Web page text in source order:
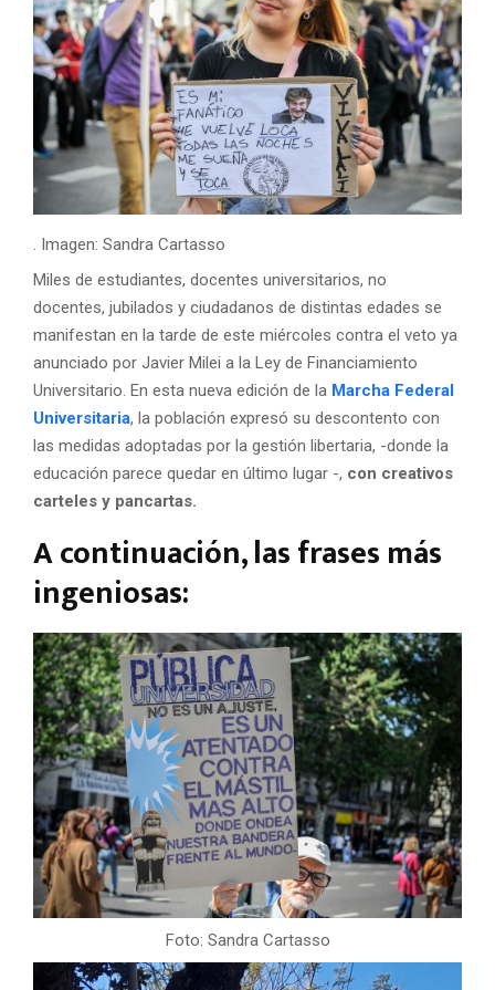
. Imagen: Sandra Cartasso
Miles de estudiantes, docentes universitarios, no
docentes, jubilados y ciudadanos de distintas edades se
manifestan en la tarde de este miércoles contra el veto ya
anunciado por Javier Milei a la Ley de Financiamiento
Universitario. En esta nueva edición de la Marcha Federal
Universitaria, la población expresó su descontento con
las medidas adoptadas por la gestión libertaria, -donde la
educación parece quedar en último lugar -, con creativos
carteles y pancartas.
A continuación, las frases más
ingeniosas:
Foto: Sandra Cartasso